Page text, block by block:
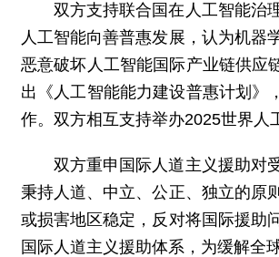
双方支持联合国在人工智能治
人工智能向善普惠发展，认为机器
恶意破坏人工智能国际产业链供应
出《人工智能能力建设普惠计划》
作。双方相互支持举办2025世界人
双方重申国际人道主义援助对
秉持人道、中立、公正、独立的原
或损害地区稳定，反对将国际援助
国际人道主义援助体系，为缓解全